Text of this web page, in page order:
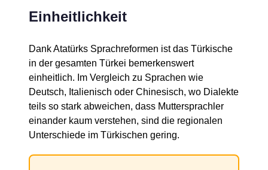
Einheitlichkeit
Dank Atatürks Sprachreformen ist das Türkische
in der gesamten Türkei bemerkenswert
einheitlich. Im Vergleich zu Sprachen wie
Deutsch, Italienisch oder Chinesisch, wo Dialekte
teils so stark abweichen, dass Muttersprachler
einander kaum verstehen, sind die regionalen
Unterschiede im Türkischen gering.